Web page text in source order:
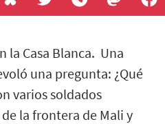
la Casa Blanca. Una
una pregunta: ¿Qué
varios soldados
la frontera de Mali y